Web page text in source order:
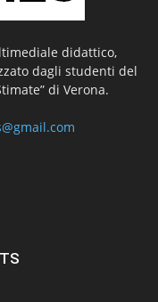
didattico,
dagli studenti del
di Verona.